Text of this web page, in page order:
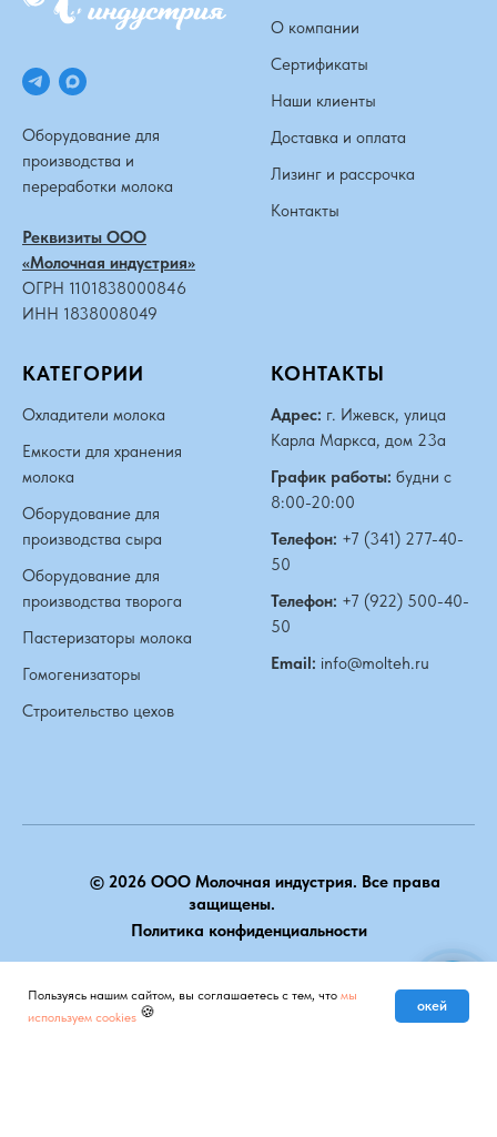
Оборудование для
производства и
переработки молока
Реквизиты ООО
«Молочная индустрия»
ОГРН 1101838000846
ИНН 1838008049
О компании
Сертификаты
Наши клиенты
Доставка и оплата
Лизинг и рассрочка
Контакты
КАТЕГОРИИ
Охладители молока
Емкости для хранения
молока
Оборудование для
производства сыра
Оборудование для
производства творога
Пастеризаторы молока
Гомогенизаторы
Строительство цехов
КОНТАКТЫ
Адрес: г. Ижевск, улица
Карла Маркса, дом 23а
График работы: будни с
8:00-20:00
Телефон: +7 (341) 277-40-
50
Телефон: +7 (922) 500-40-
50
Email: info@molteh.ru
© 2026 ООО Молочная индустрия. Все права
защищены.
Политика конфиденциальности
Пользуясь нашим сайтом, вы соглашаетесь с тем, что мы
используем cookies 🍪 окей
Мы на связи